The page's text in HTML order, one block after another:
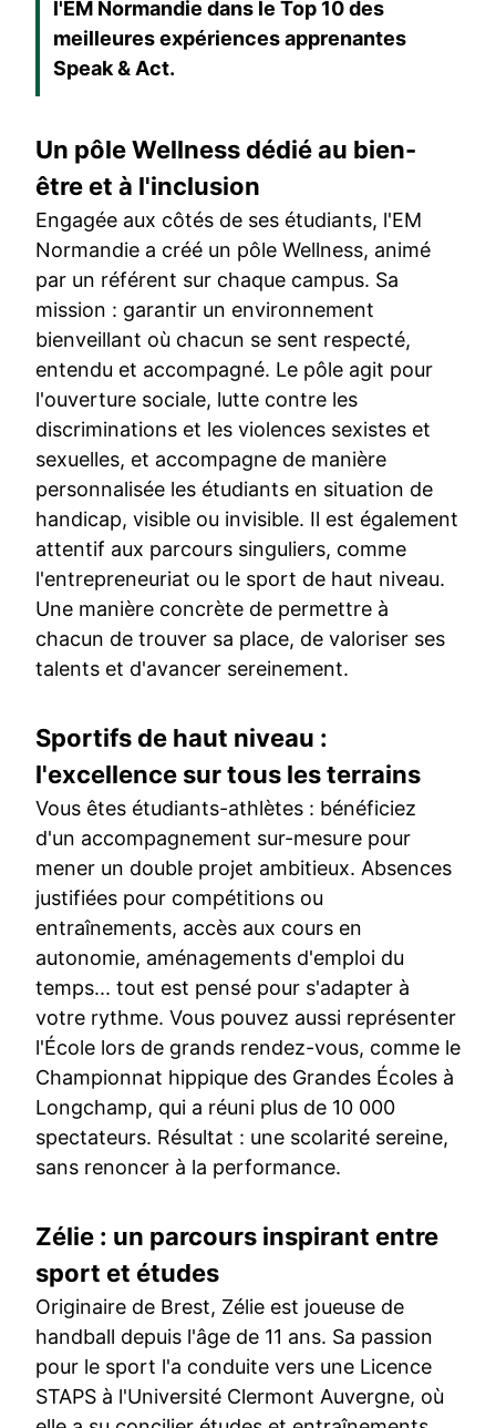
l'EM Normandie dans le Top 10 des
meilleures expériences apprenantes
Speak & Act.
Un pôle Wellness dédié au bien-
être et à l'inclusion
Engagée aux côtés de ses étudiants, l'EM
Normandie a créé un pôle Wellness, animé
par un référent sur chaque campus. Sa
mission : garantir un environnement
bienveillant où chacun se sent respecté,
entendu et accompagné. Le pôle agit pour
l'ouverture sociale, lutte contre les
discriminations et les violences sexistes et
sexuelles, et accompagne de manière
personnalisée les étudiants en situation de
handicap, visible ou invisible. Il est également
attentif aux parcours singuliers, comme
l'entrepreneuriat ou le sport de haut niveau.
Une manière concrète de permettre à
chacun de trouver sa place, de valoriser ses
talents et d'avancer sereinement.
Sportifs de haut niveau :
l'excellence sur tous les terrains
Vous êtes étudiants-athlètes : bénéficiez
d'un accompagnement sur-mesure pour
mener un double projet ambitieux. Absences
justifiées pour compétitions ou
entraînements, accès aux cours en
autonomie, aménagements d'emploi du
temps... tout est pensé pour s'adapter à
votre rythme. Vous pouvez aussi représenter
l'École lors de grands rendez-vous, comme le
Championnat hippique des Grandes Écoles à
Longchamp, qui a réuni plus de 10 000
spectateurs. Résultat : une scolarité sereine,
sans renoncer à la performance.
Zélie : un parcours inspirant entre
sport et études
Originaire de Brest, Zélie est joueuse de
handball depuis l'âge de 11 ans. Sa passion
pour le sport l'a conduite vers une Licence
STAPS à l'Université Clermont Auvergne, où